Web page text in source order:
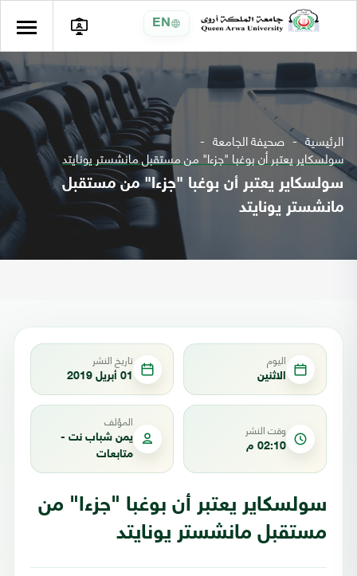
EN
الرئيسية صحيفة الجامعة
سولسكاير يعتبر أن بوغبا "جزءا" من مستقبل مانشستر يونايتد
سولسكاير يعتبر أن بوغبا "جزءا" من مستقبل
مانشستر يونايتد
اليوم
الاثنين
تاريخ النشر
01 أبريل 2019
وقت النشر
02:10 م
المؤلف
يمن شباب نت -
متابعات
سولسكاير يعتبر أن بوغبا "جزءا" من
مستقبل مانشستر يونايتد